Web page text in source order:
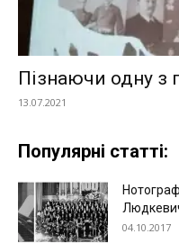
Пізнаючи одну з
13.07.2021
Популярні статті:
04.10.2017